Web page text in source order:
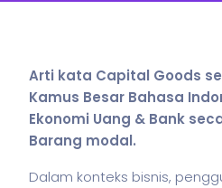
Arti kata Capital Goods
Kamus Besar Bahasa
Ekonomi Uang & Bank
Barang modal.
Dalam konteks bisnis,